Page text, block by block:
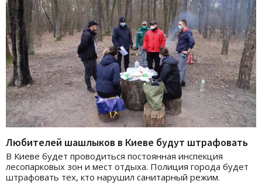
Любителей шашлыков в Киеве будут штрафовать
В Киеве будет проводиться постоянная инспекция
лесопарковых зон и мест отдыха. Полиция города будет
штрафовать тех, кто нарушил санитарный режим.